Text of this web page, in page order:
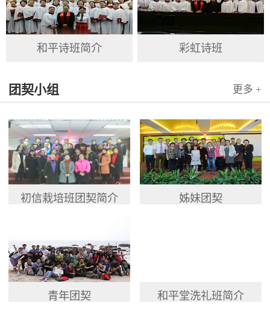
和平诗班简介 彩虹诗班
团契小组 更多 +
初信栽培班团契简介 姊妹团契
青年团契 和平堂洗礼班简介